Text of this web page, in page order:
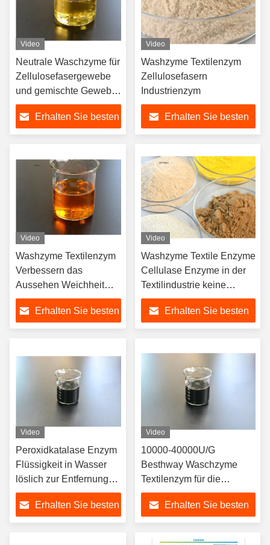
Video
Neutrale Waschzyme für
Zellulosefasergewebe
und gemischte Gewebe
oder Bekleidung
Waschbehandlung
Erhalten Sie besten
Video
Washzyme Textilenzym
Zellulosefasern
Industrienzym
Erhalten Sie besten
Video
Washzyme Textilenzym
Verbessern das
Aussehen Weichheit
Atmung
Erhalten Sie besten
Video
Washzyme Textile Enzyme
Cellulase Enzyme in der
Textilindustrie keine
Verschmutzung
Erhalten Sie besten
Video
Peroxidkatalase Enzym
Flüssigkeit in Wasser
löslich zur Entfernung
von Wasserstoff
Erhalten Sie besten
Video
10000-40000U/G
Besthway Waschzyme
Textilenzym für die
Textilindustrie
Erhalten Sie besten